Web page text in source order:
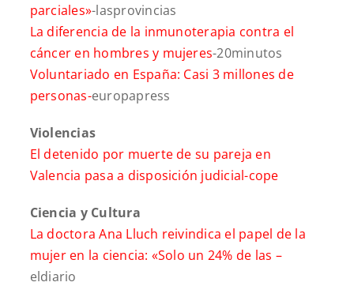
parciales»-lasprovincias
La diferencia de la inmunoterapia contra el
cáncer en hombres y mujeres-20minutos
Voluntariado en España: Casi 3 millones de
personas-europapress
Violencias
El detenido por muerte de su pareja en
Valencia pasa a disposición judicial-cope
Ciencia y Cultura
La doctora Ana Lluch reivindica el papel de la
mujer en la ciencia: «Solo un 24% de las –
eldiario